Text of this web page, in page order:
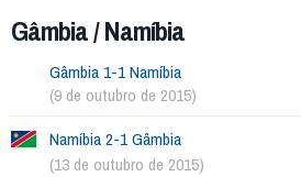
Gâmbia / Namíbia
Gâmbia 1-1 Namíbia
(9 de outubro de 2015)
Namíbia 2-1 Gâmbia
(13 de outubro de 2015)